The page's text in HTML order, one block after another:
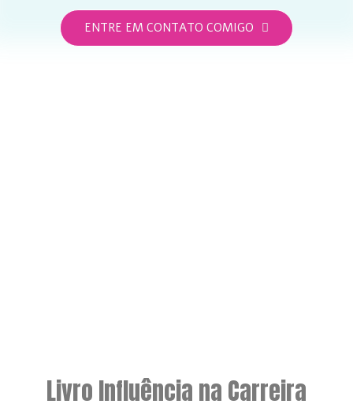
ENTRE EM CONTATO COMIGO
Livro Influência na Carreira